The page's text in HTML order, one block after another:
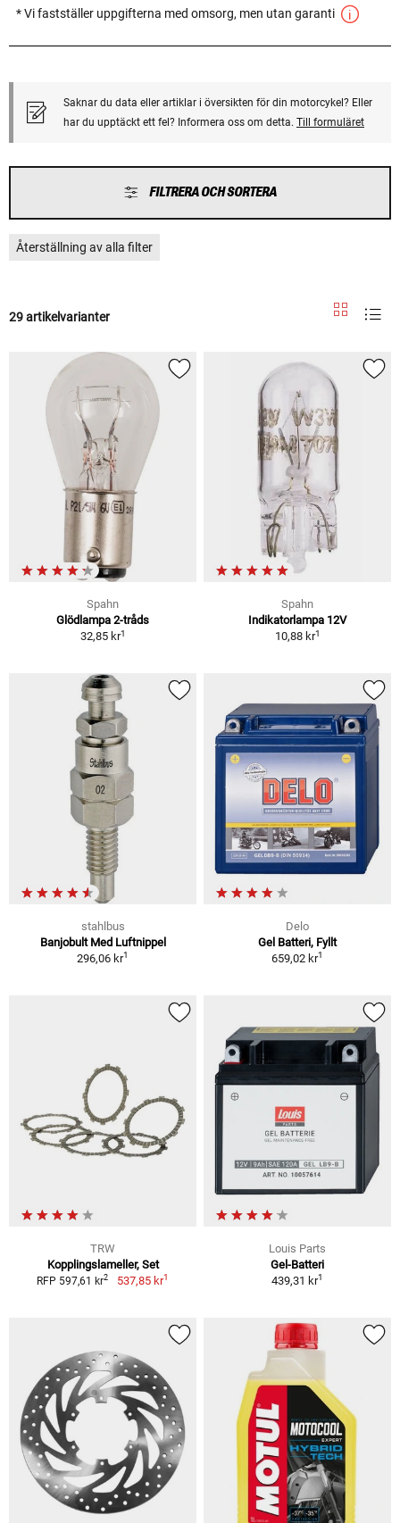
* Vi fastställer uppgifterna med omsorg, men utan garanti
Saknar du data eller artiklar i översikten för din motorcykel? Eller
har du upptäckt ett fel? Informera oss om detta. Till formuläret
FILTRERA OCH SORTERA
Återställning av alla filter
29 artikelvarianter
Spahn
Glödlampa 2-tråds
32,85 kr1
Spahn
Indikatorlampa 12V
10,88 kr1
stahlbus
Banjobult Med Luftnippel
296,06 kr1
Delo
Gel Batteri, Fyllt
659,02 kr1
TRW
Kopplingslameller, Set
RFP 597,61 kr2 537,85 kr1
Louis Parts
Gel-Batteri
439,31 kr1